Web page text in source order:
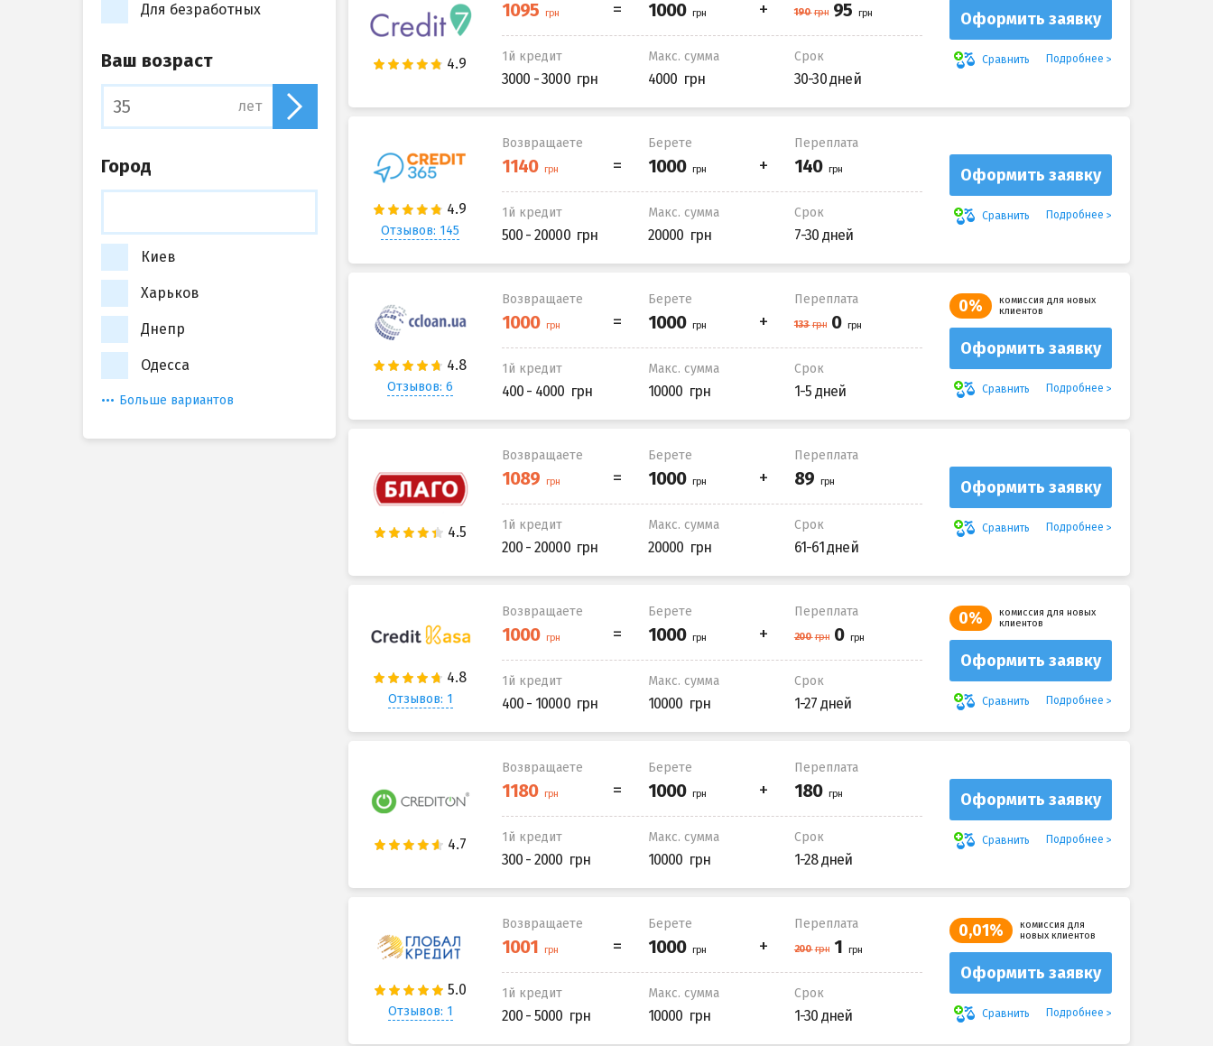
1й кредит
3000 - 3000
Макс. сумма
4000
Срок
30-30 дней
Оформить заявку
Сравнить Подробнее
Отзывов: 145
Возвращаете Берете Переплата
1й кредит
500 - 20000
Макс. сумма
20000
Срок
7-30 дней
Оформить заявку
Сравнить Подробнее
Отзывов: 6
Возвращаете Берете Переплата
1й кредит
400 - 4000
Макс. сумма
10000
Срок
1-5 дней
0%
комиссия для новых
клиентов
Оформить заявку
Сравнить Подробнее
Возвращаете Берете Переплата
1й кредит
200 - 20000
Макс. сумма
20000
Срок
61-61 дней
Оформить заявку
Сравнить Подробнее
Отзывов: 1
Возвращаете Берете Переплата
1й кредит
400 - 10000
Макс. сумма
10000
Срок
1-27 дней
0%
комиссия для новых
клиентов
Оформить заявку
Сравнить Подробнее
Возвращаете Берете Переплата
1й кредит
300 - 2000
Макс. сумма
10000
Срок
1-28 дней
Оформить заявку
Сравнить Подробнее
Отзывов: 1
Возвращаете Берете Переплата
1й кредит
200 - 5000
Макс. сумма
10000
Срок
1-30 дней
0,01%
комиссия для
новых клиентов
Оформить заявку
Сравнить Подробнее
Для безработных
Ваш возраст
лет
Город
Киев
Харьков
Днепр
Одесса
Больше вариантов